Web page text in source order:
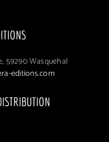
59290 Wasquehal
editions.com